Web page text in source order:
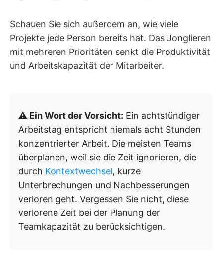
Schauen Sie sich außerdem an, wie viele
Projekte jede Person bereits hat. Das Jonglieren
mit mehreren Prioritäten senkt die Produktivität
und Arbeitskapazität der Mitarbeiter.
⚠️ Ein Wort der Vorsicht: Ein achtstündiger
Arbeitstag entspricht niemals acht Stunden
konzentrierter Arbeit. Die meisten Teams
überplanen, weil sie die Zeit ignorieren, die
durch Kontextwechsel, kurze
Unterbrechungen und Nachbesserungen
verloren geht. Vergessen Sie nicht, diese
verlorene Zeit bei der Planung der
Teamkapazität zu berücksichtigen.